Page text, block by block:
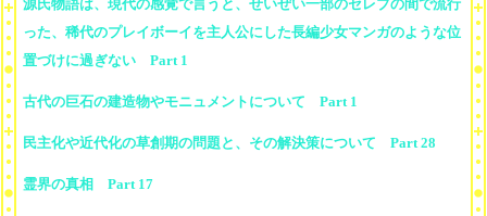
源氏物語は、現代の感覚で言うと、せいぜい一部のセレブの間で流行
った、稀代のプレイボーイを主人公にした長編少女マンガのような位
置づけに過ぎない Part 1
古代の巨石の建造物やモニュメントについて Part 1
民主化や近代化の草創期の問題と、その解決策について Part 28
霊界の真相 Part 17